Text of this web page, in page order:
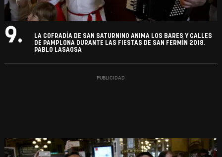
9.
LA COFRADÍA DE SAN SATURNINO ANIMA LOS BARES Y CALLES
DE PAMPLONA DURANTE LAS FIESTAS DE SAN FERMÍN 2018.
PABLO LASAOSA